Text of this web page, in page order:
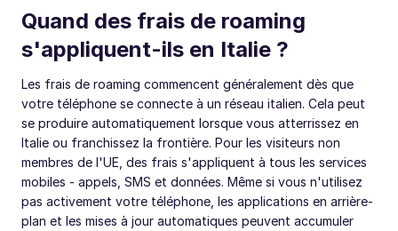
Quand des frais de roaming
s'appliquent-ils en Italie ?
Les frais de roaming commencent généralement dès que
votre téléphone se connecte à un réseau italien. Cela peut
se produire automatiquement lorsque vous atterrissez en
Italie ou franchissez la frontière. Pour les visiteurs non
membres de l'UE, des frais s'appliquent à tous les services
mobiles - appels, SMS et données. Même si vous n'utilisez
pas activement votre téléphone, les applications en arrière-
plan et les mises à jour automatiques peuvent accumuler